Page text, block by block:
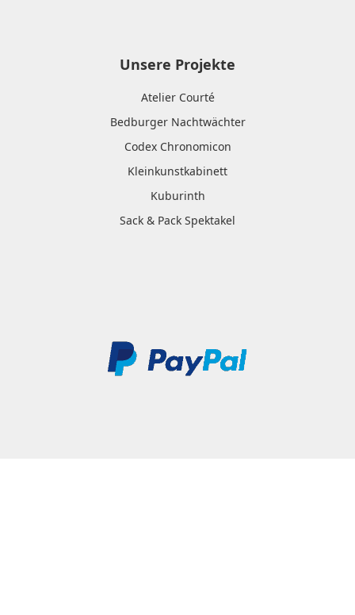
Unsere Projekte
Atelier Courté
Bedburger Nachtwächter
Codex Chronomicon
Kleinkunstkabinett
Kuburinth
Sack & Pack Spektakel